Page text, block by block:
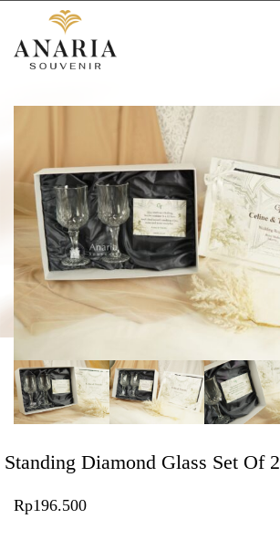
Standing Diamond Glass Set Of 2
Rp196.500